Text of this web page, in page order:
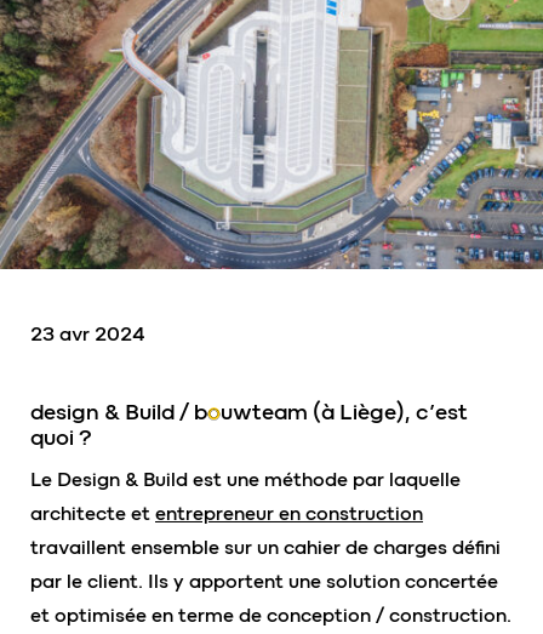
23 avr 2024
design & Build / bouwteam (à Liège), c’est
quoi ?
Le Design & Build est une méthode par laquelle
architecte et entrepreneur en construction
travaillent ensemble sur un cahier de charges défini
par le client. Ils y apportent une solution concertée
et optimisée en terme de conception / construction.